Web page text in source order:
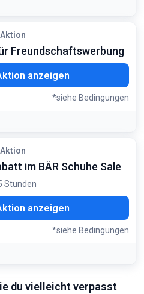
ist der Gutschein 6
einen geplanten Kauf der
einmalig im Online-Shop
Aktion
Freundschaftswerbung
anzeigen
*siehe Bedingungen
Sowohl der Werber als
einen 30 € Gutschein
für Neukunden, die in den
bestellt haben
Aktion
im BÄR Schuhe Sale
Stunden
anzeigen
*siehe Bedingungen
auf Einzelstücke
du vielleicht verpasst